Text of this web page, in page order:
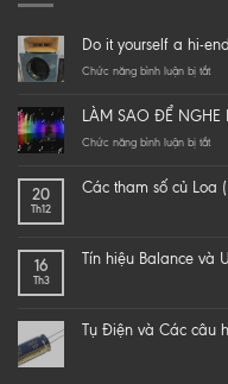
Do it yourself a hi-
Chức năng bình luận bị tắtở
a
loa
Z
LÀM SAO ĐỂ
Chức năng bình luận bị tắtở
ĐỂ
20
Th12
Các tham số củ Loa
16
Th3
Tín hiệu Balance và
Tụ Điện và Các câu